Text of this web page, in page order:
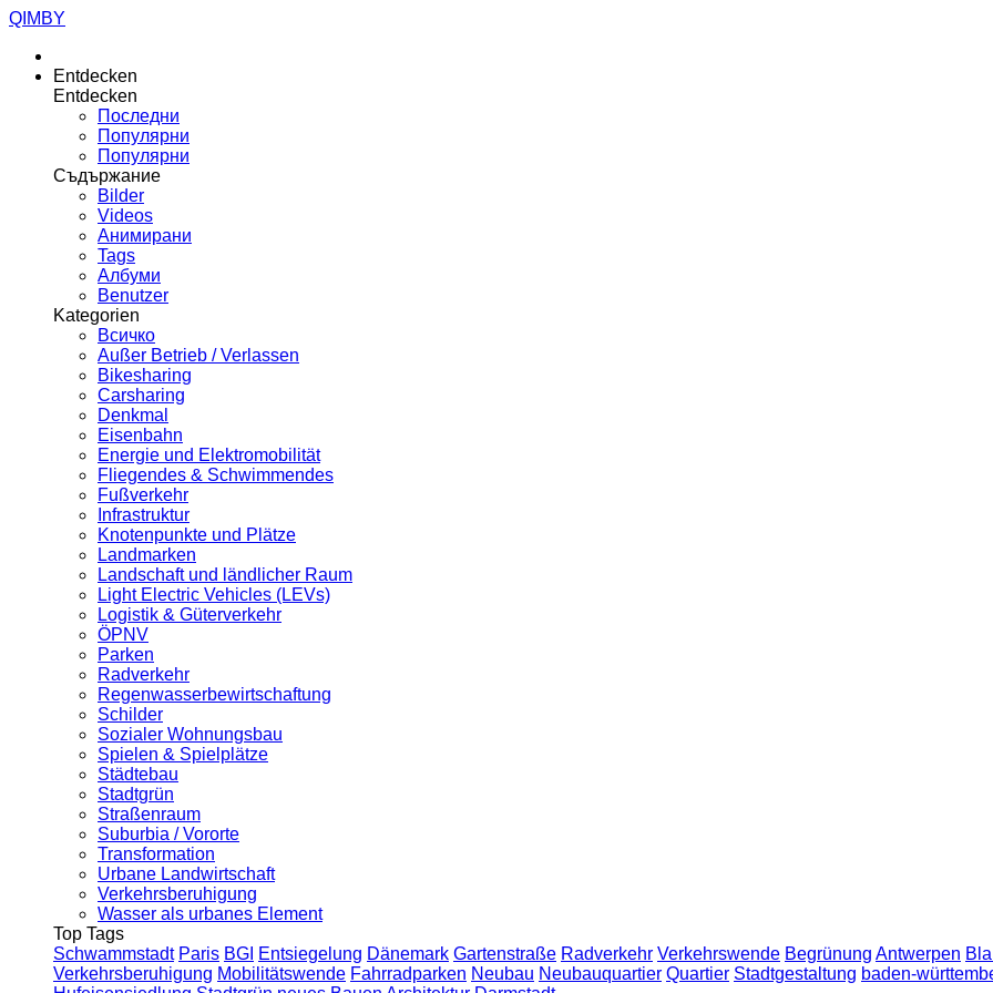
QIMBY
Entdecken
Entdecken
Последни
Популярни
Популярни
Съдържание
Bilder
Videos
Анимирани
Tags
Албуми
Benutzer
Kategorien
Всичко
Außer Betrieb / Verlassen
Bikesharing
Carsharing
Denkmal
Eisenbahn
Energie und Elektromobilität
Fliegendes & Schwimmendes
Fußverkehr
Infrastruktur
Knotenpunkte und Plätze
Landmarken
Landschaft und ländlicher Raum
Light Electric Vehicles (LEVs)
Logistik & Güterverkehr
ÖPNV
Parken
Radverkehr
Regenwasserbewirtschaftung
Schilder
Sozialer Wohnungsbau
Spielen & Spielplätze
Städtebau
Stadtgrün
Straßenraum
Suburbia / Vororte
Transformation
Urbane Landwirtschaft
Verkehrsberuhigung
Wasser als urbanes Element
Top Tags
Schwammstadt Paris BGI Entsiegelung Dänemark Gartenstraße Radverkehr Verkehrswende Begrünung Antwerpen
Verkehrsberuhigung Mobilitätswende Fahrradparken Neubau Neubauquartier Quartier Stadtgestaltung baden-